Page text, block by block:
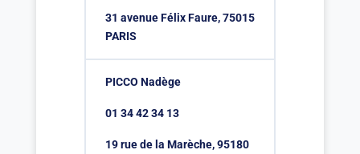
31 avenue Félix Faure, 75015
PARIS
PICCO Nadège
01 34 42 34 13
19 rue de la Marèche, 95180